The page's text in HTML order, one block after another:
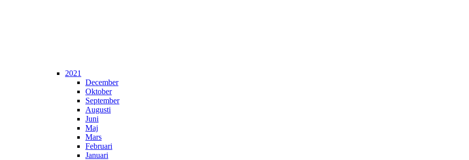
2021
December
Oktober
September
Augusti
Juni
Maj
Mars
Februari
Januari